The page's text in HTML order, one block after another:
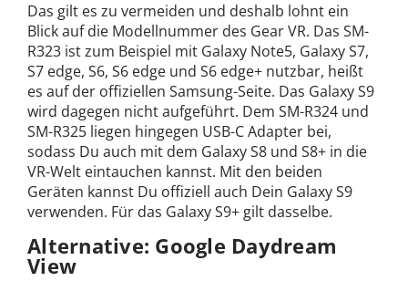
Das gilt es zu vermeiden und deshalb lohnt ein
Blick auf die Modellnummer des Gear VR. Das SM-
R323 ist zum Beispiel mit Galaxy Note5, Galaxy S7,
S7 edge, S6, S6 edge und S6 edge+ nutzbar, heißt
es auf der offiziellen Samsung-Seite. Das Galaxy S9
wird dagegen nicht aufgeführt. Dem SM-R324 und
SM-R325 liegen hingegen USB-C Adapter bei,
sodass Du auch mit dem Galaxy S8 und S8+ in die
VR-Welt eintauchen kannst. Mit den beiden
Geräten kannst Du offiziell auch Dein Galaxy S9
verwenden. Für das Galaxy S9+ gilt dasselbe.
Alternative: Google Daydream
View